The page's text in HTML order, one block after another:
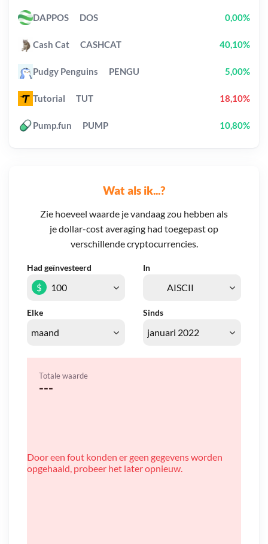
Wat als ik...?
Zie hoeveel waarde je vandaag zou hebben als
je dollar-cost averaging had toegepast op
verschillende cryptocurrencies.
Had geïnvesteerd In
Elke Sinds
$
Totale waarde
---
Door een fout konden er geen gegevens worden
opgehaald, probeer het later opnieuw.
DAPPOS DOS 0,00%
Cash Cat CASHCAT 40,10%
Pudgy Penguins PENGU 5,00%
Tutorial TUT 18,10%
Pump.fun PUMP 10,80%